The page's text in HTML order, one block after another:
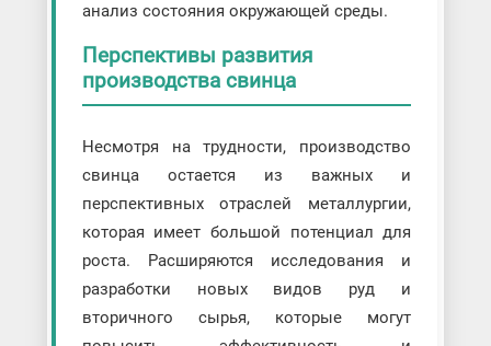
анализ состояния окружающей среды.
Перспективы развития
производства свинца
Несмотря на трудности, производство
свинца остается из важных и
перспективных отраслей металлургии,
которая имеет большой потенциал для
роста. Расширяются исследования и
разработки новых видов руд и
вторичного сырья, которые могут